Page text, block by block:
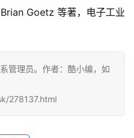
Goetz 等著，电子工业
管理员。作者：酷小编，如
278137.html